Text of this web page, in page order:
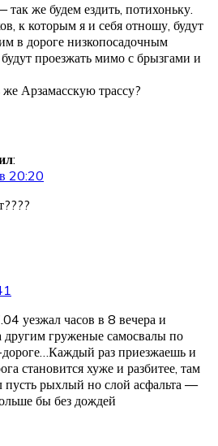
же будем ездить, потихоньку.
к которым я и себя отношу, будут
в дороге низкопосадочным
проезжать мимо с брызгами и
Арзамасскую трассу?
:
20:20
уезжал часов в 8 вечера и
другим груженые самосвалы по
раз приезжаешь и
становится хуже и разбитее, там
пусть рыхлый но слой асфальта —
бы без дождей